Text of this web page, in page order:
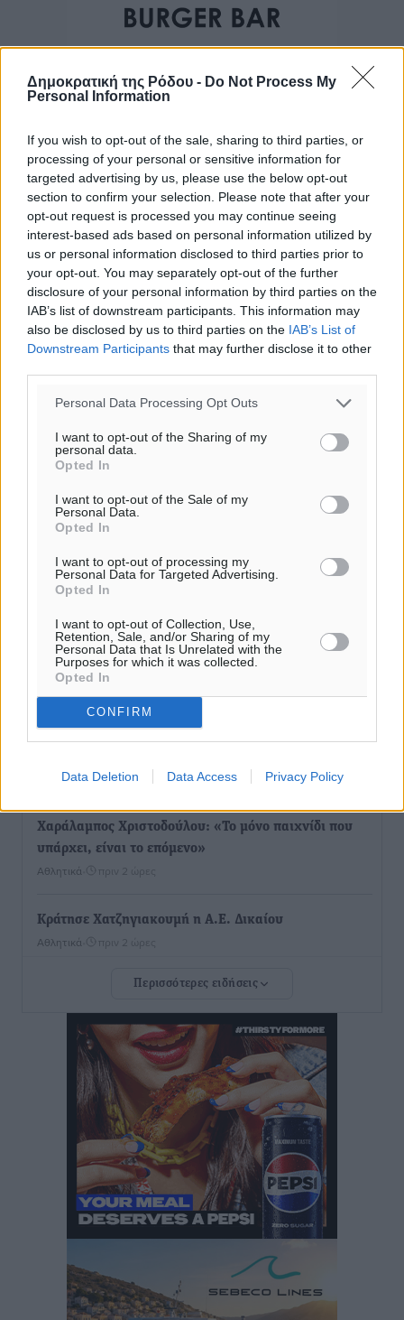
Δημοκρατική της Ρόδου - Do Not Process My
Personal Information
If you wish to opt-out of the sale, sharing to third parties, or
processing of your personal or sensitive information for
targeted advertising by us, please use the below opt-out
section to confirm your selection. Please note that after your
opt-out request is processed you may continue seeing
interest-based ads based on personal information utilized by
us or personal information disclosed to third parties prior to
your opt-out. You may separately opt-out of the further
disclosure of your personal information by third parties on the
IAB’s list of downstream participants. This information may
also be disclosed by us to third parties on the IAB’s List of
Downstream Participants that may further disclose it to other
Personal Data Processing Opt Outs
I want to opt-out of the Sharing of my
personal data.
Opted In
I want to opt-out of the Sale of my
Personal Data.
Opted In
I want to opt-out of processing my
Personal Data for Targeted Advertising.
Opted In
I want to opt-out of Collection, Use,
Retention, Sale, and/or Sharing of my
Personal Data that Is Unrelated with the
Purposes for which it was collected.
Opted In
CONFIRM
Data Deletion Data Access Privacy Policy
Ροή ειδήσεων
Αθλητικά• πριν 27 λεπτά
Ψήφισμα της κοινότητας Παστίδας για την εκδημία
του ιερέα Μιχαήλ Καψάλη
Τοπικές Ειδήσεις• πριν 43 λεπτά
61ης Πανελλήνιας Έκθεσης Χειροτεχνίας και
Αγροτικής Οικονομίας Κρεμαστής
Ευρωπαϊκό Πρωτάθλημα Στίβου: Εκτός τελικού η
Μαγκούλια και συνέχειας η Σπανουδάκη
πριν 1 ώρα
Αθλητικά• πριν 2 ώρες
Χαράλαμπος Χριστοδούλου: «Το μόνο παιχνίδι που
υπάρχει, είναι το επόμενο»
Αθλητικά πριν 2 ώρες
Κράτησε Χατζηγιακουμή η Α.Ε. Δικαίου
Αθλητικά πριν 2 ώρες
Ιπποκράτης: Ανακοίνωσε την Cvetanka Dimova
Αθλητικά• πριν 2 ώρες
Διαγόρας: Ανανέωσαν Φράγκος και Ζάρας, τέλος ο
Μιχαλάκης
Αθλητικά • πριν 2 ώρες
Α.Σ. Ρόδος: «Ελάφι» ο Γιώργος Καμπούρης
πριν 2 ώρες
Αθλητική Ακαδημία: Η πρώτη συνάντηση και ο
Αθλητικά• πριν 2 ώρες
Περισσότερες ειδήσεις